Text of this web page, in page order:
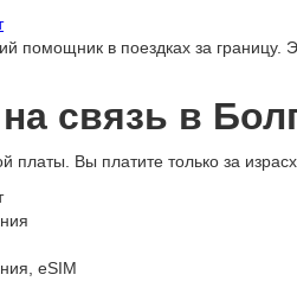
помощник в поездках за границу.
связь в
платы. Вы платите только за
eSIM